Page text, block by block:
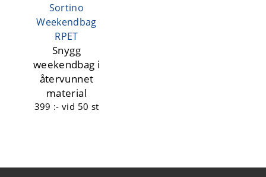
Sortino
Weekendbag
RPET
Snygg
weekendbag i
återvunnet
material
399 :-vid 50 st